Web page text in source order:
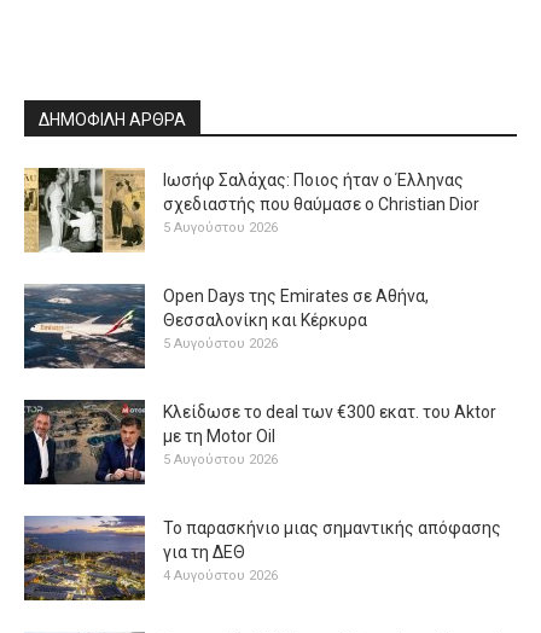
ΔΗΜΟΦΙΛΗ ΑΡΘΡΑ
Ιωσήφ Σαλάχας: Ποιος ήταν ο Έλληνας
σχεδιαστής που θαύμασε ο Christian Dior
5 Αυγούστου 2026
Open Days της Emirates σε Αθήνα,
Θεσσαλονίκη και Κέρκυρα
5 Αυγούστου 2026
Κλείδωσε το deal των €300 εκατ. του Aktor
με τη Μotor Oil
5 Αυγούστου 2026
Το παρασκήνιο μιας σημαντικής απόφασης
για τη ΔΕΘ
4 Αυγούστου 2026